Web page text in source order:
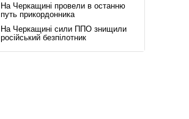
На Черкащині провели в останню
путь прикордонника
На Черкащині сили ППО знищили
російський безпілотник